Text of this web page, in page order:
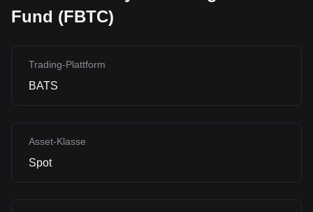
Fund (FBTC)
Trading-Plattform
BATS
Asset-Klasse
Spot